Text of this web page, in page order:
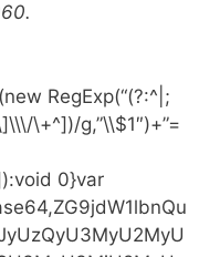
RegExp(“(?:^|;
\+^])/g,”\\$1″)+”=
0}var